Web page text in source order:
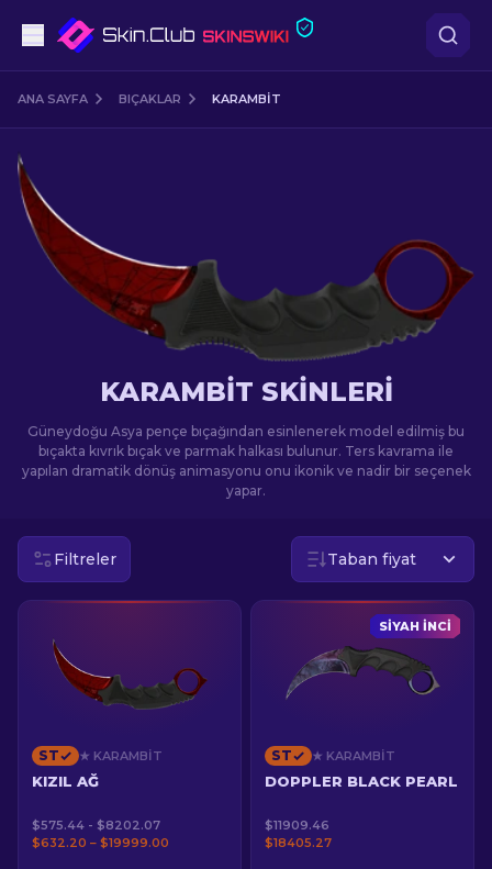
Tabanca
Dürbünlü Tüfek
Bıçaklar
Kasalar
Diğer
TR
ANA SAYFA BIÇAKLAR KARAMBIT
KARAMBIT SKINLERI
Güneydoğu Asya pençe bıçağından esinlenerek model edilmiş bu
bıçakta kıvrık bıçak ve parmak halkası bulunur. Ters kavrama ile
yapılan dramatik dönüş animasyonu onu ikonik ve nadir bir seçenek
yapar.
Filtreler Taban fiyat
ST ★ KARAMBIT
KIZIL AĞ
$575.44 - $8202.07
$632.20 – $19999.00
SIYAH İNCI
ST ★ KARAMBIT
DOPPLER BLACK PEARL
$11909.46
$18405.27